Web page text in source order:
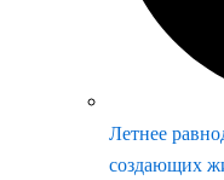
Летнее
создающих